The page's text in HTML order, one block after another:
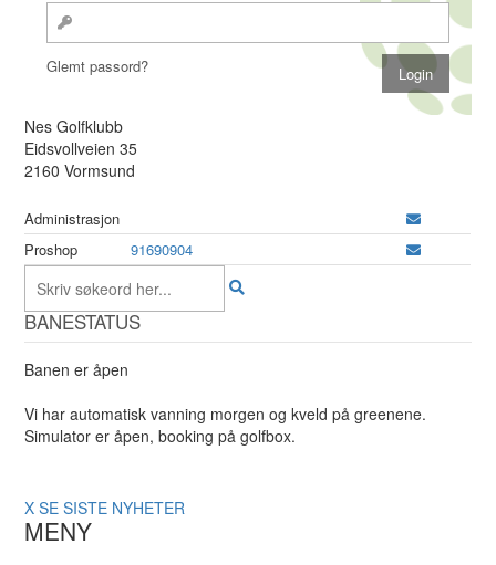
Glemt passord?
Nes Golfklubb
Eidsvollveien 35
2160 Vormsund
Administrasjon
Proshop
91690904
BANESTATUS
Banen er åpen
Vi har automatisk vanning morgen og kveld på greenene.
Simulator er åpen, booking på golfbox.
X SE SISTE NYHETER
MENY